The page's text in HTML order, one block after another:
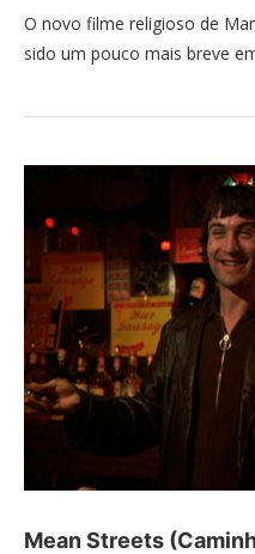
O novo filme religioso de
sido um pouco mais breve
Mean Streets